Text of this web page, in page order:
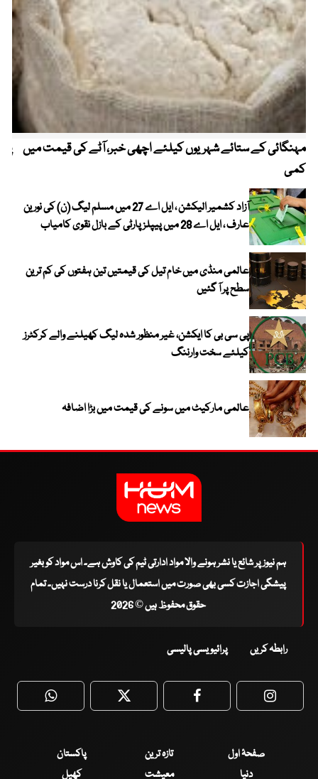
مہنگائی کے ستائے شہریوں کیلئے اچھی خبر، آٹے کی قیمت میں
کمی
آزاد کشمیر الیکشن ، ایل اے 27 میں مسلم لیگ (ن) کی نورین
عارف ، ایل اے 28 میں پیپلز پارٹی کے بازل نقوی کامیاب
عالمی منڈی میں خام تیل کی قیمتیں تین ہفتوں کی کم ترین
سطح پر آ گئیں
پی سی بی کا ایکشن، غیر منظور شدہ لیگ کھیلنے والے کرکٹرز
کیلئے سخت وارننگ
عالمی مارکیٹ میں سونے کی قیمت میں بڑا اضافہ
ہم نیوز پر شائع یا نشر ہونے والا مواد ادارتی ٹیم کی کاوش ہے۔ اس مواد کو بغیر
پیشگی اجازت کسی بھی صورت میں استعمال یا نقل کرنا درست نہیں۔ تمام
حقوق محفوظ ہیں © 2026
رابطہ کریں پرائیویسی پالیسی
WhatsApp Twitter Facebook
صفحۂ اول تازہ ترین
پاکستان
دنیا
معیشت کھیل